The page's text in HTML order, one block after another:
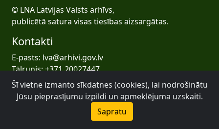
© LNA Latvijas Valsts arhīvs,
publicētā satura visas tiesības aizsargātas.
Kontakti
E-pasts: lva@arhivi.gov.lv
Tālrunis: +371 20027447
Bezdelīgu 1A, Rīga
Latvijas Valsts arhīvs
Šī vietne izmanto sīkdatnes (cookies), lai nodrošinātu
Jūsu pieprasījumu izpildi un apmeklējuma uzskaiti.
Sapratu